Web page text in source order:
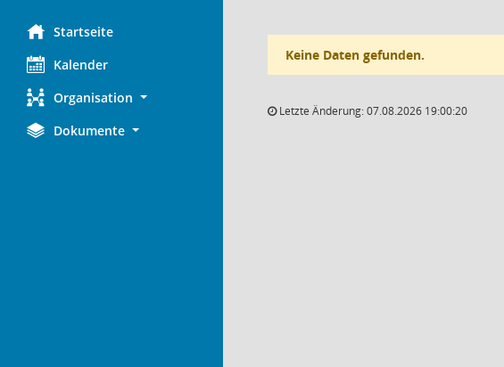
Startseite
Kalender
Organisation
Dokumente
Keine Daten gefunden.
Letzte Änderung: 07.08.2026 19:00:20